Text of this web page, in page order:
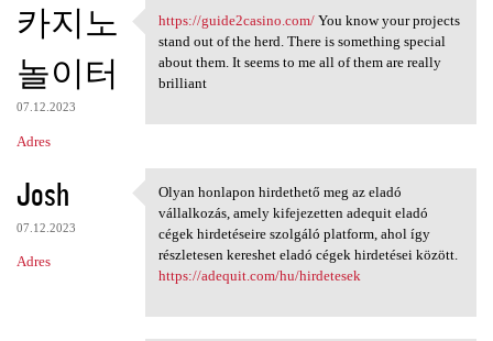
카지노
놀이터
07.12.2023
Adres
https://guide2casino.com/ You
https://guide2casino.com/You know your projects
stand out of the herd. There is something special
about them. It seems to me all of them are really
brilliant
Josh
07.12.2023
Adres
Olyan honlapon hirdethető meg
Olyan honlapon hirdethető meg az eladó
vállalkozás, amely kifejezetten adequit eladó
cégek hirdetéseire szolgáló platform, ahol így
részletesen kereshet eladó cégek hirdetései között.
https://adequit.com/hu/hirdetesek